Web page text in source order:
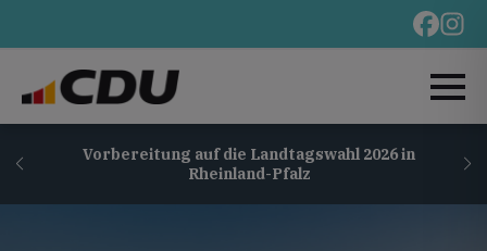
Vorbereitung auf die Landtagswahl 2026 in
Rheinland-Pfalz